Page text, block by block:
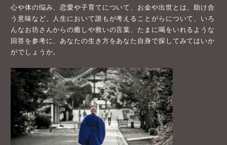
心や体の悩み、恋愛や子育てについて、お金や出世とは、助け合
う意味など、人生において誰もが考えることがらについて、いろ
んなお坊さんからの癒しや救いの言葉、たまに喝をいれるような
回答を参考に、あなたの生き方をあなた自身で探してみてはいか
がでしょうか。